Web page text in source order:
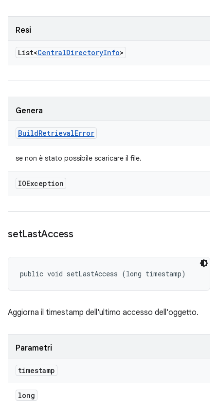
Resi
List<CentralDirectoryInfo>
Genera
BuildRetrievalError
se non è stato possibile scaricare il file.
IOException
setLastAccess
public void setLastAccess (long timestamp)
Aggiorna il timestamp dell'ultimo accesso dell'oggetto.
Parametri
timestamp
long